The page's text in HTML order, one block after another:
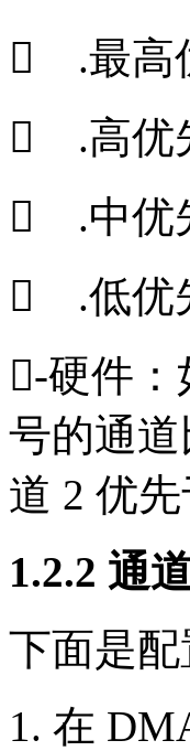
 .最高
 .高优
 .中优
 .低优
-硬件
号的通
道 2 优先
1.2.2 通
下面是
1. 在